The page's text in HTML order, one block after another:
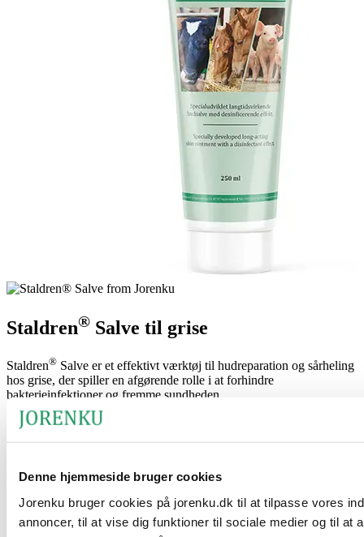
Denne hjemmeside bruger cookies
Jorenku bruger cookies på jorenku.dk til at tilpasse vores
annoncer, til at vise dig funktioner til sociale medier og til at
Staldren® Salve til grise
Staldren® Salve er et effektivt værktøj til hudreparation og sårheling
hos grise, der spiller en afgørende rolle i at forhindre
bakterieinfektioner og fremme sundheden.
Fordele ved produktet
sammensætning, der fungerer som en desinficerende og udtørrende
Denne salve bygger på de velkendte egenskaber fraStaldren ,